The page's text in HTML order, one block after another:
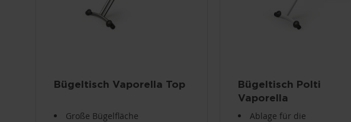
Bügeltisch Vaporella Top
Große Bügelfläche
Bügeltisch Polti
Vaporella
Ablage für die